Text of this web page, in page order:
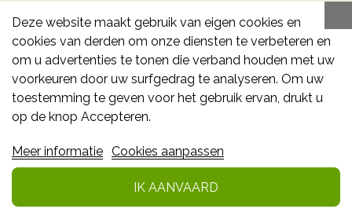
Deze website maakt gebruik van eigen cookies en
cookies van derden om onze diensten te verbeteren en
om u advertenties te tonen die verband houden met uw
voorkeuren door uw surfgedrag te analyseren. Om uw
toestemming te geven voor het gebruik ervan, drukt u
op de knop Accepteren.
Meer informatie Cookies aanpassen
IK AANVAARD
Nuttige Links
FAGG
Het FAGG is de bevoegde autoriteit voor
geneesmiddelen en gezondheidsproducten in België.
Deze site valt onder haar controle.
Gezondheidsproducten - FAGG: Galileelaan 5/03
1210 Brussel